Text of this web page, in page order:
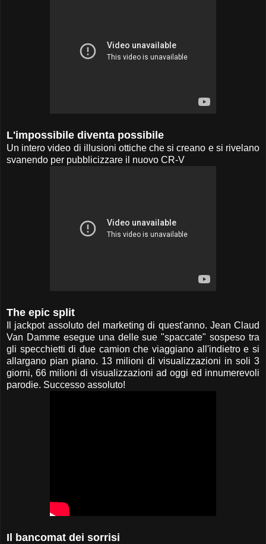
L'impossibile diventa possibile
Un intero video di illusioni ottiche che si creano e si rivelano
svanendo per pubblicizzare il nuovo CR-V
The epic split
Il jackpot assoluto del marketing di quest'anno. Jean Claud
Van Damme esegue una delle sue "spaccate" sospeso tra
gli specchietti di due camion che viaggiano all'indietro e si
allargano pian piano. 13 milioni di visualizzazioni in soli 3
giorni, 66 milioni di visualizzazioni ad oggi ed innumerevoli
parodie. Successo assoluto!
Il bancomat dei sorrisi